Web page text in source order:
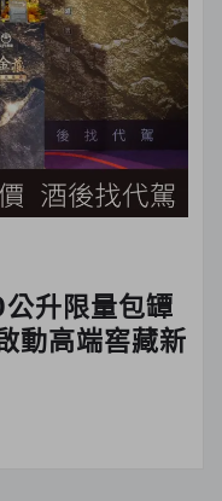
升限量包罈
動高端窖藏新